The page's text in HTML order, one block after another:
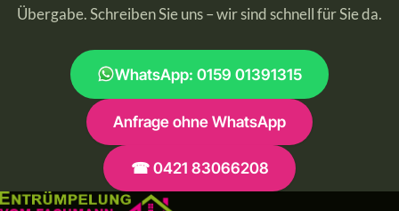
Übergabe. Schreiben Sie uns – wir sind schnell für Sie da.
WhatsApp: 0159 01391315
Anfrage ohne WhatsApp
☎ 0421 83066208